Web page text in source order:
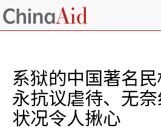
系狱的中国著名
永抗议虐待、无
状况令人揪心